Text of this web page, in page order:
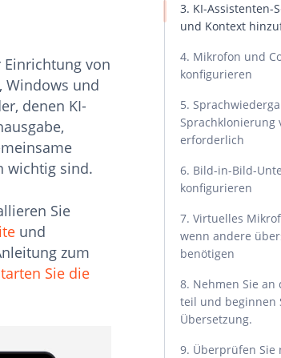
von
Windows und
denen KI-
wichtig sind.
Sie
und
zum
Sie die
3. KI-Assistenten-
und Kontext
4. Mikrofon und
konfigurieren
5.
Sprachklonierung
erforderlich
6. Bild-in-Bild-
konfigurieren
7. Virtuelles
wenn andere
benötigen
8. Nehmen Sie
teil und beginnen
Übersetzung.
9. Überprüfen Sie